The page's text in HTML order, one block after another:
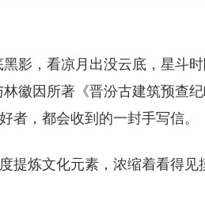
影，看凉月出没云底，星斗
徽因所著《晋汾古建筑预查
者，都会收到的一封手写信。
提炼文化元素，浓缩着看得